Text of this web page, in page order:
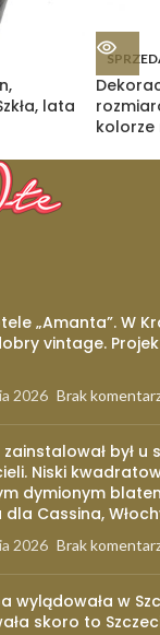
lata
„Amanta”. W
vintage.
2026 Brak
zainstalował był u
Niski
dymionym
dla Cassina,
2026 Brak
wylądowała w
skoro to